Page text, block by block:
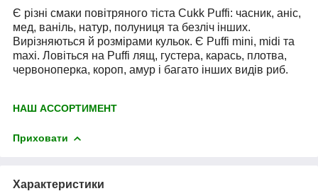
Є різні смаки повітряного тіста Cukk Puffi: часник, аніс,
мед, ваніль, натур, полуниця та безліч інших.
Вирізняються й розмірами кульок. Є Puffi mini, midi та
maxi. Ловіться на Puffi лящ, густера, карась, плотва,
червоноперка, короп, амур і багато інших видів риб.
НАШ АССОРТИМЕНТ
Приховати
Характеристики